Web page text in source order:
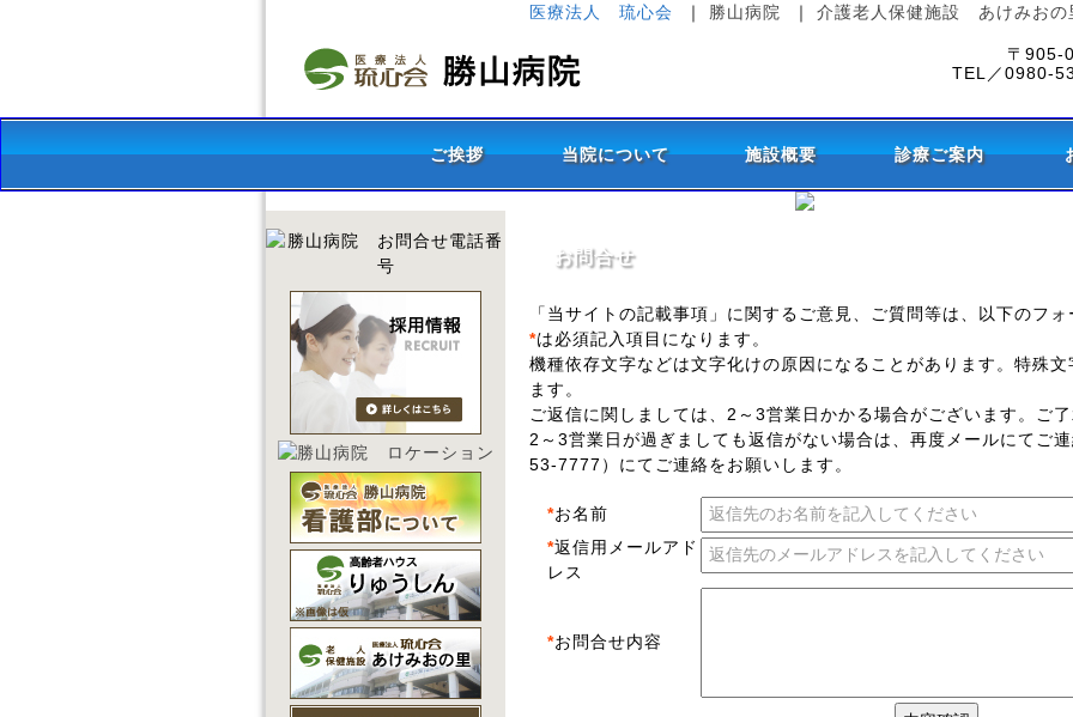
医療法人 琉心会 勝山病院 介護老人保健施設 あけみおの
〒905-
TEL／0980-
ご挨拶 当院について 施設概要 診療ご案内
お問合せ
「当サイトの記載事項」に関するご意見、ご質問等は、以下のフォ
*は必須記入項目になります。
機種依存文字などは文字化けの原因になることがあります。特殊
ます。
ご返信に関しましては、2～3営業日かかる場合がございます。ご了
2～3営業日が過ぎましても返信がない場合は、再度メールにてご
53-7777）にてご連絡をお願いします。
*お名前
*返信用メールアド
レス
*お問合せ内容